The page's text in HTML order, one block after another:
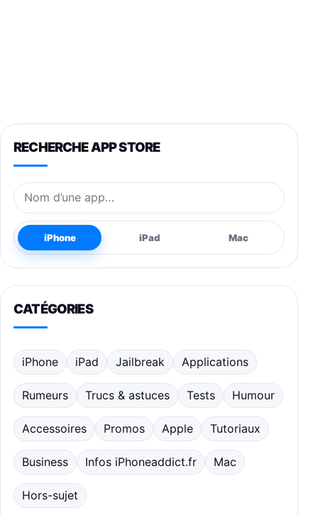
RECHERCHE APP STORE
Nom de l’application
iPhone iPad Mac
CATÉGORIES
iPhone iPad Jailbreak Applications
Rumeurs Trucs & astuces Tests Humour
Accessoires Promos Apple Tutoriaux
Business Infos iPhoneaddict.fr Mac
Hors-sujet